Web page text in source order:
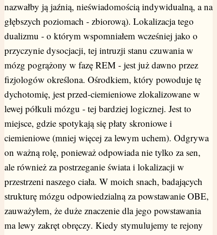
nazwałby ją jaźnią, nieświadomością indywidualną, a na
głębszych poziomach - zbiorową). Lokalizacja tego
dualizmu - o którym wspomniałem wcześniej jako o
przyczynie dysocjacji, tej intruzji stanu czuwania w
mózg pogrążony w fazę REM - jest już dawno przez
fizjologów określona. Ośrodkiem, który powoduje tę
dychotomię, jest przed-ciemieniowe zlokalizowane w
lewej półkuli mózgu - tej bardziej logicznej. Jest to
miejsce, gdzie spotykają się płaty skroniowe i
ciemieniowe (mniej więcej za lewym uchem). Odgrywa
on ważną rolę, ponieważ odpowiada nie tylko za sen,
ale również za postrzeganie świata i lokalizacji w
przestrzeni naszego ciała. W moich snach, badających
strukturę mózgu odpowiedzialną za powstawanie OBE,
zauważyłem, że duże znaczenie dla jego powstawania
ma lewy zakręt obręczy. Kiedy stymulujemy te rejony